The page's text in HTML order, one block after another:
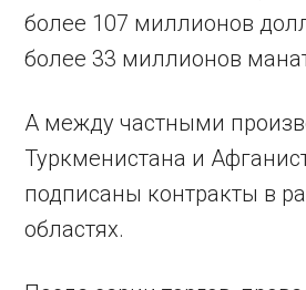
более 107 миллионов
более 33 миллионов
А между частными
Туркменистана и
подписаны контракты в
областях.